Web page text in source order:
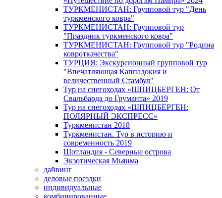
ТУРКМЕНИСТАН: Групповой тур "День
туркменского ковра"
ТУРКМЕНИСТАН: Групповой тур
"Праздник туркменского ковра"
ТУРКМЕНИСТАН: Групповой тур "Родина
ковроткачества"
ТУРЦИЯ: Экскурсионный групповой тур
"Впечатляющая Каппадокия и
величественный Стамбул"
Тур на снегоходах «ШПИЦБЕРГЕН: От
Свальбарда до Груманта» 2019
Тур на снегоходах «ШПИЦБЕРГЕН:
ПОЛЯРНЫЙ ЭКСПРЕСС»
Туркменистан 2018
Туркменистан. Тур в историю и
современность 2019
Шотландия - Северные острова
Экзотическая Мьянма
дайвинг
деловые поездки
индивидуальные
комбинированные